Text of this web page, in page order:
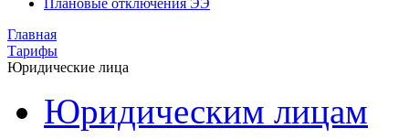
Плановые отключения ЭЭ
Главная
Тарифы
Юридические лица
Юридическим лицам